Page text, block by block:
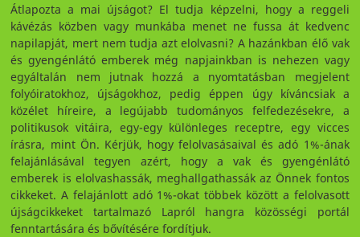
Átlapozta a mai újságot? El tudja képzelni, hogy a reggeli
kávézás közben vagy munkába menet ne fussa át kedvenc
napilapját, mert nem tudja azt elolvasni? A hazánkban élő vak
és gyengénlátó emberek még napjainkban is nehezen vagy
egyáltalán nem jutnak hozzá a nyomtatásban megjelent
folyóiratokhoz, újságokhoz, pedig éppen úgy kíváncsiak a
közélet híreire, a legújabb tudományos felfedezésekre, a
politikusok vitáira, egy-egy különleges receptre, egy vicces
írásra, mint Ön. Kérjük, hogy felolvasásaival és adó 1%-ának
felajánlásával tegyen azért, hogy a vak és gyengénlátó
emberek is elolvashassák, meghallgathassák az Önnek fontos
cikkeket. A felajánlott adó 1%-okat többek között a felolvasott
újságcikkeket tartalmazó Lapról hangra közösségi portál
fenntartására és bővítésére fordítjuk.